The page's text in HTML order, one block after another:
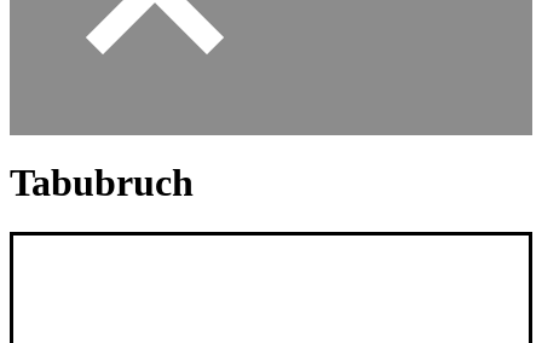
Tabubruch